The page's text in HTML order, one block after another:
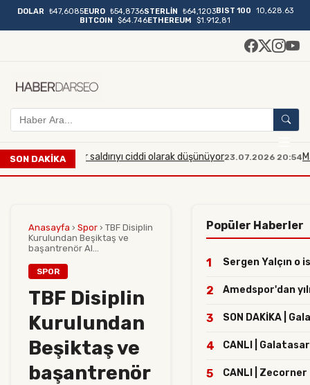
DOLAR ₺47,6085EURO ₺54,8736STERLİN ₺64,1203BIST 100
10,628.63
BITCOIN
$64.746ETHEREUM $1.912,81
SON DAKİKA
çaplı bir saldırıyı ciddi olarak düşünüyor23.07.2026 20:54Manisa'da
Anasayfa › Spor › TBF Disiplin
Kurulundan Beşiktaş ve
başantrenör Al...
SPOR
TBF Disiplin
Kurulundan
Beşiktaş ve
başantrenör
Popüler Haberler
1 Sergen Yalçın o
2 Amedspor'dan
3 SON DAKİKA |
4 CANLI |
5 CANLI |